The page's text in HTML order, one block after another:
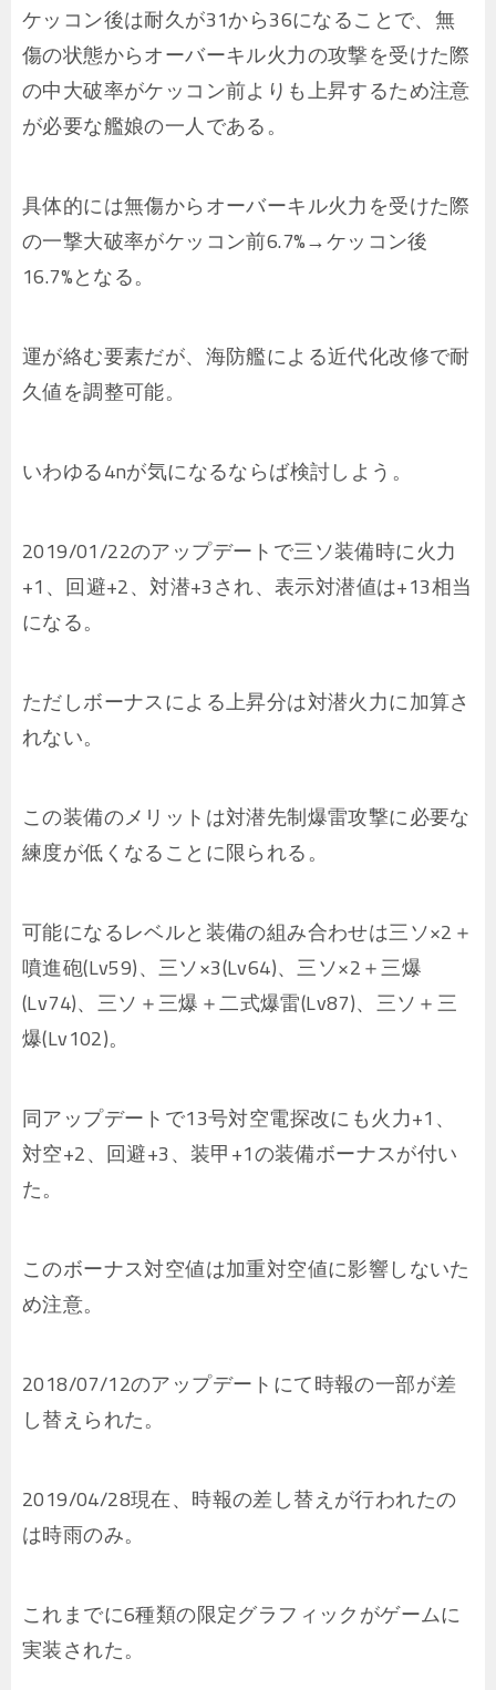
ケッコン後は耐久が31から36になることで、無
傷の状態からオーバーキル火力の攻撃を受けた際
の中大破率がケッコン前よりも上昇するため注意
が必要な艦娘の一人である。
具体的には無傷からオーバーキル火力を受けた際
の一撃大破率がケッコン前6.7%→ケッコン後
16.7%となる。
運が絡む要素だが、海防艦による近代化改修で耐
久値を調整可能。
いわゆる4nが気になるならば検討しよう。
2019/01/22のアップデートで三ソ装備時に火力
+1、回避+2、対潜+3され、表示対潜値は+13相当
になる。
ただしボーナスによる上昇分は対潜火力に加算さ
れない。
この装備のメリットは対潜先制爆雷攻撃に必要な
練度が低くなることに限られる。
可能になるレベルと装備の組み合わせは三ソ×2＋
噴進砲(Lv59)、三ソ×3(Lv64)、三ソ×2＋三爆
(Lv74)、三ソ＋三爆＋二式爆雷(Lv87)、三ソ＋三
爆(Lv102)。
同アップデートで13号対空電探改にも火力+1、
対空+2、回避+3、装甲+1の装備ボーナスが付い
た。
このボーナス対空値は加重対空値に影響しないた
め注意。
2018/07/12のアップデートにて時報の一部が差
し替えられた。
2019/04/28現在、時報の差し替えが行われたの
は時雨のみ。
これまでに6種類の限定グラフィックがゲームに
実装された。